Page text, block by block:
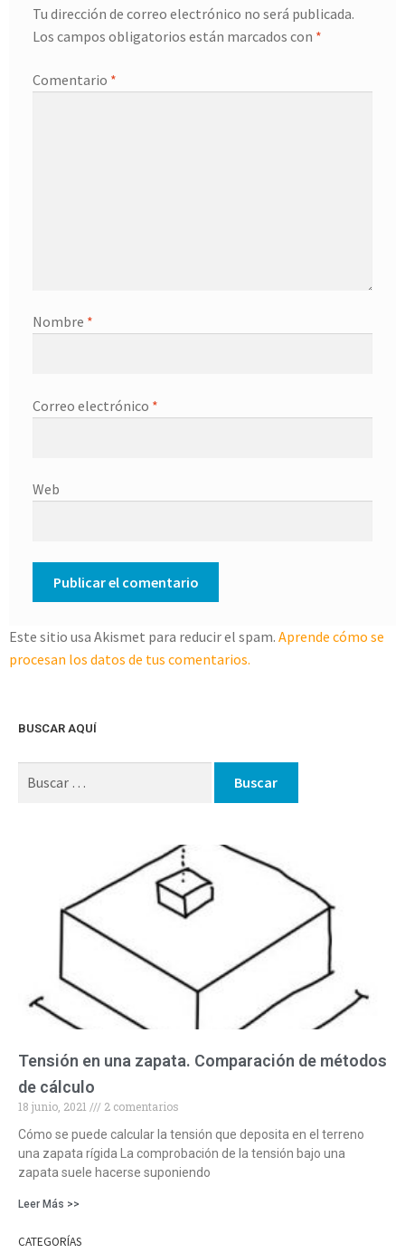
Tu dirección de correo electrónico no será publicada.
Los campos obligatorios están marcados con *
Comentario *
Nombre *
Correo electrónico *
Web
Este sitio usa Akismet para reducir el spam. Aprende cómo se
procesan los datos de tus comentarios.
BUSCAR AQUÍ
Tensión en una zapata. Comparación de métodos
de cálculo
18 junio, 2021
2 comentarios
Cómo se puede calcular la tensión que deposita en el terreno
una zapata rígida La comprobación de la tensión bajo una
zapata suele hacerse suponiendo
Leer Más >>
CATEGORÍAS